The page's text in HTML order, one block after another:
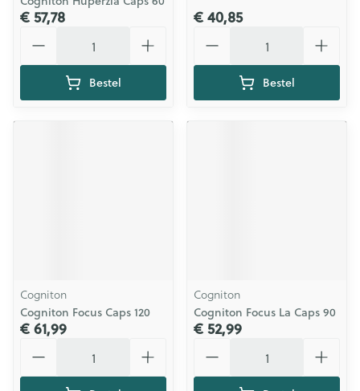
€ 57,78
Bestel
€ 40,85
Bestel
Cogniton
Cogniton Focus Caps 120
€ 61,99
Cogniton
Cogniton Focus La Caps 90
€ 52,99